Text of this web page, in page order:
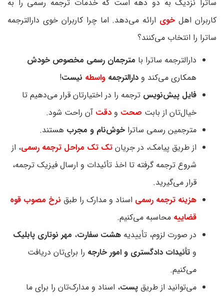
ساترا نزدیک به دو دهه است که خدمات ترجمه رسمی را به
کاربران اهل خوی ارائه می‌دهد. اما چرا کاربران خوی دارالترجمه
ساترا را انتخاب می‌‌کنند؟
دارالترجمه ساترا با مترجمان رسمی مخصوص خودش
همکاری می‌کند و دارالترجمه واسطه نیست!
فایل پیش‌نویس ترجمه را در اختیارتان قرار می‌دهیم تا
خیال‌تان از بابت صحت و دقت آن راحت شود.
مترجمین رسمی ساترا خوش‌نام و مجرب هستند.
از طریق پیامک، در جریان تک تک مراحل ترجمه رسمی، از
شروع ترجمه گرفته تا اخذ تأئیدات و ارسال فیزیک ترجمه،
قرار می‌گیرید.
هزینه ترجمه رسمی اسناد و مدارک را طبق نرخ مصوب قوه
قضاییه محاسبه می‌کنیم.
در صورت لزوم، تأییدیه هشت سفارت، مهر نوتاری پابلیک
و تأئیدات دادگستری و امور خارجه را برای‌تان دریافت
می‌کنیم.
می‌توانید از طریق پست، اسناد و مدارک‌تان را برای ما